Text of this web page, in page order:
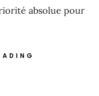
absolue pour